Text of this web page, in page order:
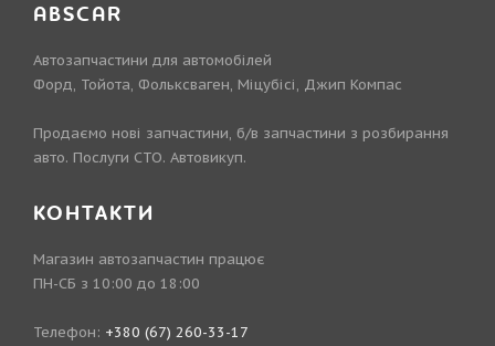
ABSCAR
Автозапчастини для автомобілей
Форд, Тойота, Фольксваген, Міцубісі, Джип Компас
Продаємо нові запчастини, б/в запчастини з розбирання
авто. Послуги СТО. Автовикуп.
КОНТАКТИ
Магазин автозапчастин працює
ПН-СБ з 10:00 до 18:00
Телефон: +380 (67) 260-33-17